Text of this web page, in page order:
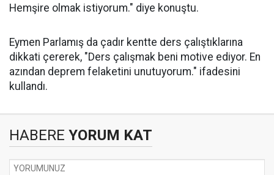
Hemşire olmak istiyorum." diye konuştu.
Eymen Parlamış da çadır kentte ders çalıştıklarına
dikkati çererek, "Ders çalışmak beni motive ediyor. En
azından deprem felaketini unutuyorum." ifadesini
kullandı.
HABERE YORUM KAT